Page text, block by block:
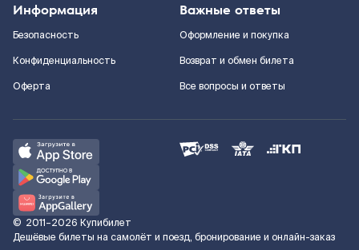
Информация
Безопасность
Конфиденциальность
Оферта
Важные ответы
Оформление и покупка
Возврат и обмен билета
Все вопросы и ответы
© 2011–2026 Купибилет
Дешёвые билеты на самолёт и поезд, бронирование и онлайн-заказ